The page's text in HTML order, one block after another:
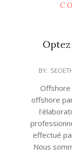
2012-
BY:
Offshore
offshore
effectué
Nous